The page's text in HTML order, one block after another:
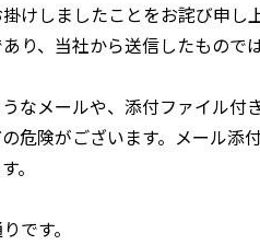
けしましたことをお詫び申し上
り、当社から送信したもので
なメールや、添付ファイル付
危険がございます。メール添
。
です。